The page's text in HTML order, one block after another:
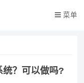
菜单
统？可以做吗?